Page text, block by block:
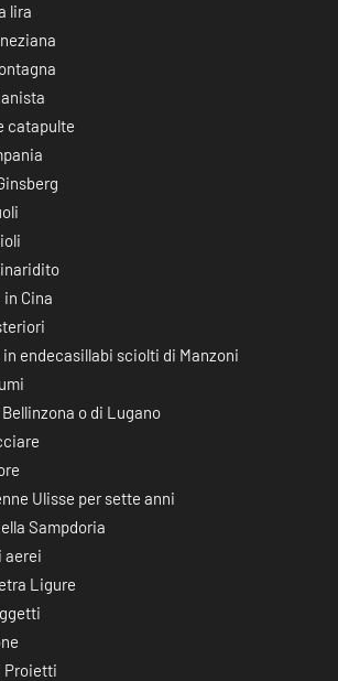
lira
catapulte
in Cina
endecasillabi sciolti di Manzoni
o di Lugano
Ulisse per sette anni
Sampdoria
aerei
Ligure
Proietti